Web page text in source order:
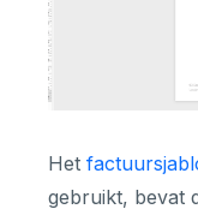
Het
gebruikt, bevat